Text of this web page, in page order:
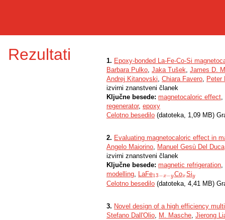
Rezultati 1. Epoxy-bonded La-Fe-Co-Si
Barbara Pulko, Jaka Tušek, James D.
Andrej Kitanovski, Chiara Favero, Peter
izvirni znanstveni članek
Ključne besede: magnetocaloric effect,
regenerator, epoxy
Celotno besedilo (datoteka, 1,09 MB)
2. Evaluating magnetocaloric effect in
Angelo Maiorino, Manuel Gesù Del Duca
izvirni znanstveni članek
Ključne besede: magnetic refrigeration,
modelling, LaFe13−x−y
13−x−yCox
xSiy
y
Celotno besedilo (datoteka, 4,41 MB)
3. Novel design of a high efficiency
Stefano DallʹOlio, M. Masche, Jierong